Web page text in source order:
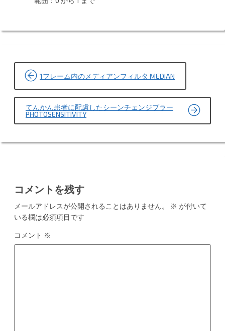
投
稿
ナ
ビ
ー
ョ
ン
1フレーム内のメディアンフィルタ MEDIAN
てんかん患者に配慮したシーンチェンジブラー
PHOTOSENSITIVITY
コメントを残す
メールアドレスが公開されることはありません。 ※ が付いて
いる欄は必須項目です
コメント ※